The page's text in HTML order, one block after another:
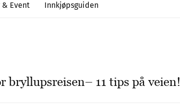
& Event Innkjøpsguiden
bryllupsreisen– 11 tips på veien!